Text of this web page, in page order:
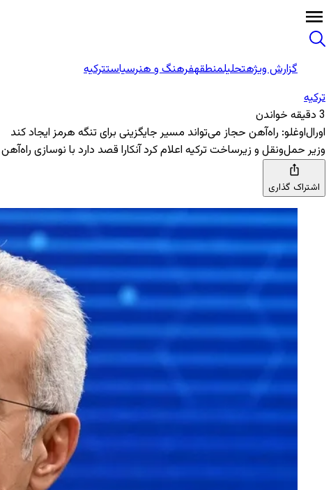
گزارش ویژهتحلیلمنطقهفرهنگ و هنرسیاستترکیه
ترکیه
3 دقیقه خواندن
اورال‌اوغلو: راه‌آهن حجاز می‌تواند مسیر جایگزینی برای تنگه هرمز ایجاد کند
وزیر حمل‌ونقل و زیرساخت ترکیه اعلام کرد آنکارا قصد دارد با نوسازی
اشتراک گذاری